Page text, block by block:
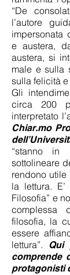
“De
l’autore
impersonata
e austera,
austera, si
male e sulla
sulla felicità
Gli
circa 200
interpretato
Chiar.mo
“stanno in
sottolineare
rendono
la lettura.
Filosofia” e
filosofia, la
essere
lettura”. Qui
comprende
protagonisti